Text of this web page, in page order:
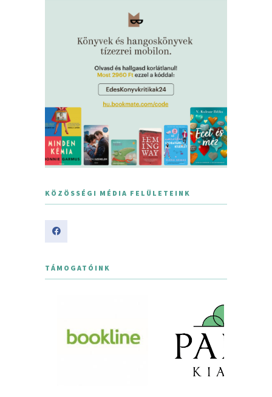
KÖZÖSSÉGI MÉDIA FELÜLETEINK
TÁMOGATÓINK